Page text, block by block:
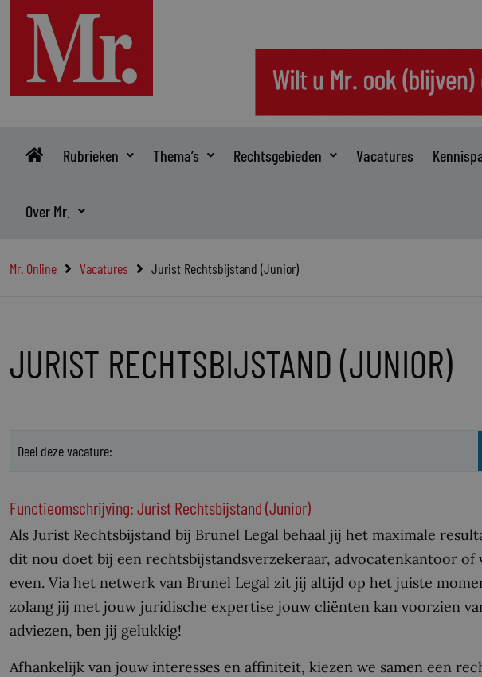
inhoud
Rubrieken Thema’s Rechtsgebieden Vacatures
Over Mr.
Mr. Online Vacatures Jurist Rechtsbijstand (Junior)
JURIST RECHTSBIJSTAND (JUNIOR)
Deel deze vacature:
Functieomschrijving: Jurist Rechtsbijstand (Junior)
Als Jurist Rechtsbijstand bij Brunel Legal behaal jij het maximale
dit nou doet bij een rechtsbijstandsverzekeraar, advocatenkantoor of
even. Via het netwerk van Brunel Legal zit jij altijd op het juiste
zolang jij met jouw juridische expertise jouw cliënten kan voorzien
adviezen, ben jij gelukkig!
Afhankelijk van jouw interesses en affiniteit, kiezen we samen een